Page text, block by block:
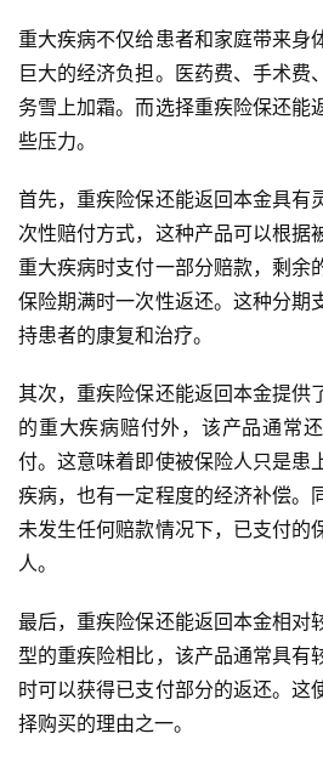
重大疾病不仅给患者和家庭带来身
巨大的经济负担。医药费、手术费
务雪上加霜。而选择重疾险保还能
些压力。
首先，重疾险保还能返回本金具有
次性赔付方式，这种产品可以根据
重大疾病时支付一部分赔款，剩余
保险期满时一次性返还。这种分期
持患者的康复和治疗。
其次，重疾险保还能返回本金提供
的重大疾病赔付外，该产品通常
付。这意味着即使被保险人只是患
疾病，也有一定程度的经济补偿。
未发生任何赔款情况下，已支付的
人。
最后，重疾险保还能返回本金相对
型的重疾险相比，该产品通常具有
时可以获得已支付部分的返还。这
择购买的理由之一。